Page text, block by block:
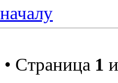
Страница 1